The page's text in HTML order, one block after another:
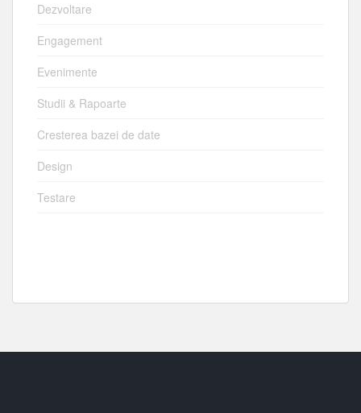
Dezvoltare
Engagement
Evenimente
Studii & Rapoarte
Cresterea bazei de date
Design
Testare